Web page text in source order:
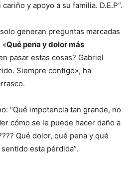
y apoyo a su familia. D.E.P”.
generan preguntas marcadas
«Qué pena y dolor más
pasar estas cosas? Gabriel
Siempre contigo», ha
“Qué impotencia tan grande, no
cómo se le puede hacer daño a
Qué dolor, qué pena y qué
esta pérdida”.